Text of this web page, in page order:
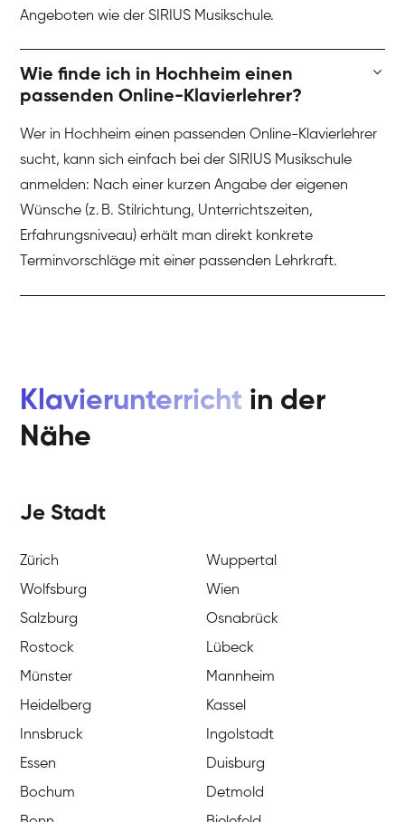
Angeboten wie der SIRIUS Musikschule.
Wie finde ich in Hochheim einen
passenden Online-Klavierlehrer?
Wer in Hochheim einen passenden Online-Klavierlehrer
sucht, kann sich einfach bei der SIRIUS Musikschule
anmelden: Nach einer kurzen Angabe der eigenen
Wünsche (z. B. Stilrichtung, Unterrichtszeiten,
Erfahrungsniveau) erhält man direkt konkrete
Terminvorschläge mit einer passenden Lehrkraft.
Klavierunterricht in der
Nähe
Je Stadt
Zürich
Wuppertal
Wolfsburg
Wien
Salzburg
Osnabrück
Rostock
Lübeck
Münster
Mannheim
Heidelberg
Kassel
Innsbruck
Ingolstadt
Essen
Duisburg
Bochum
Detmold